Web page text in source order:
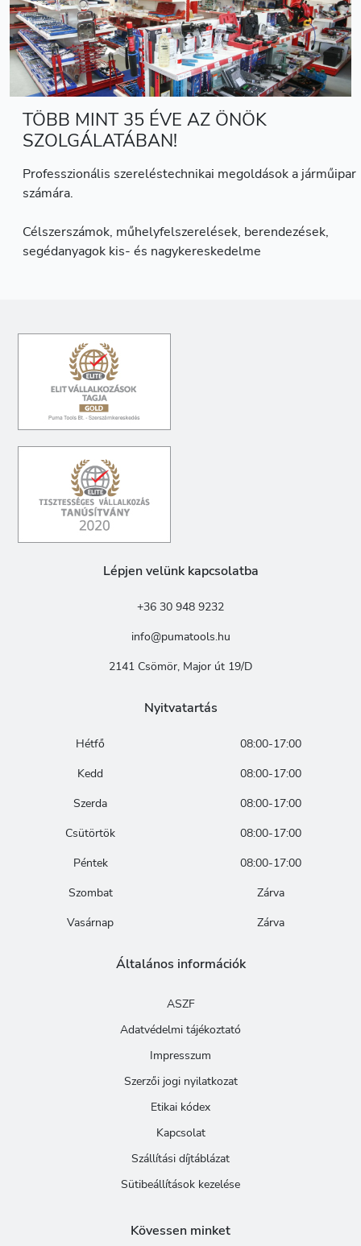
TÖBB MINT 35 ÉVE AZ ÖNÖK
SZOLGÁLATÁBAN!
Professzionális szereléstechnikai megoldások a járműipar
számára.
Célszerszámok, műhelyfelszerelések, berendezések,
segédanyagok kis- és nagykereskedelme
Lépjen velünk kapcsolatba
+36 30 948 9232
info@pumatools.hu
2141 Csömör, Major út 19/D
Nyitvatartás
Hétfő
08:00-17:00
Kedd
08:00-17:00
Szerda
08:00-17:00
Csütörtök
08:00-17:00
Péntek
08:00-17:00
Szombat
Zárva
Vasárnap
Zárva
Általános információk
ASZF
Adatvédelmi tájékoztató
Impresszum
Szerzői jogi nyilatkozat
Etikai kódex
Kapcsolat
Szállítási díjtáblázat
Sütibeállítások kezelése
Kövessen minket